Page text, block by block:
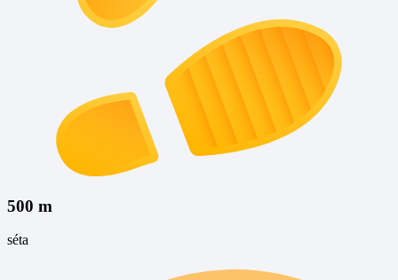
500 m
séta